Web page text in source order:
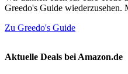
Greedo's Guide wiederzusehen.
Zu Greedo's Guide
Aktuelle Deals bei Amazon.de